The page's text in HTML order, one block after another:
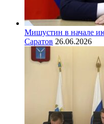
Мишустин в начале
Саратов 26.06.2026